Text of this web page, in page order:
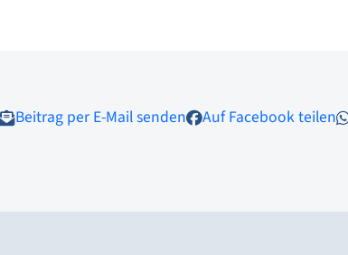
Beitrag per E-Mail senden Auf Facebook teilen